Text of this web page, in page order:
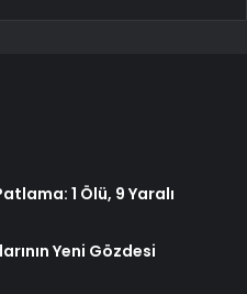
1 Ölü, 9 Yaralı
Yeni Gözdesi